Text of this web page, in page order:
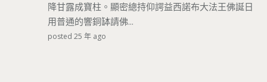
降甘露成寶柱。顯密總持仰諤益西諾布大法王佛誕日
用普通的響銅缽請佛...
posted 25 年 ago